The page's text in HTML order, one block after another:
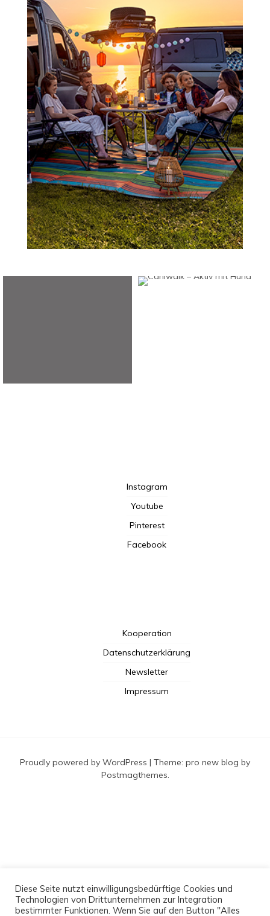
Instagram
Youtube
Pinterest
Facebook
Kooperation
Datenschutzerklärung
Newsletter
Impressum
Proudly powered by WordPress | Theme: pro new blog by
Postmagthemes.
Diese Seite nutzt einwilligungsbedürftige Cookies und
Technologien von Drittunternehmen zur Integration
bestimmter Funktionen. Wenn Sie auf den Button "Alles